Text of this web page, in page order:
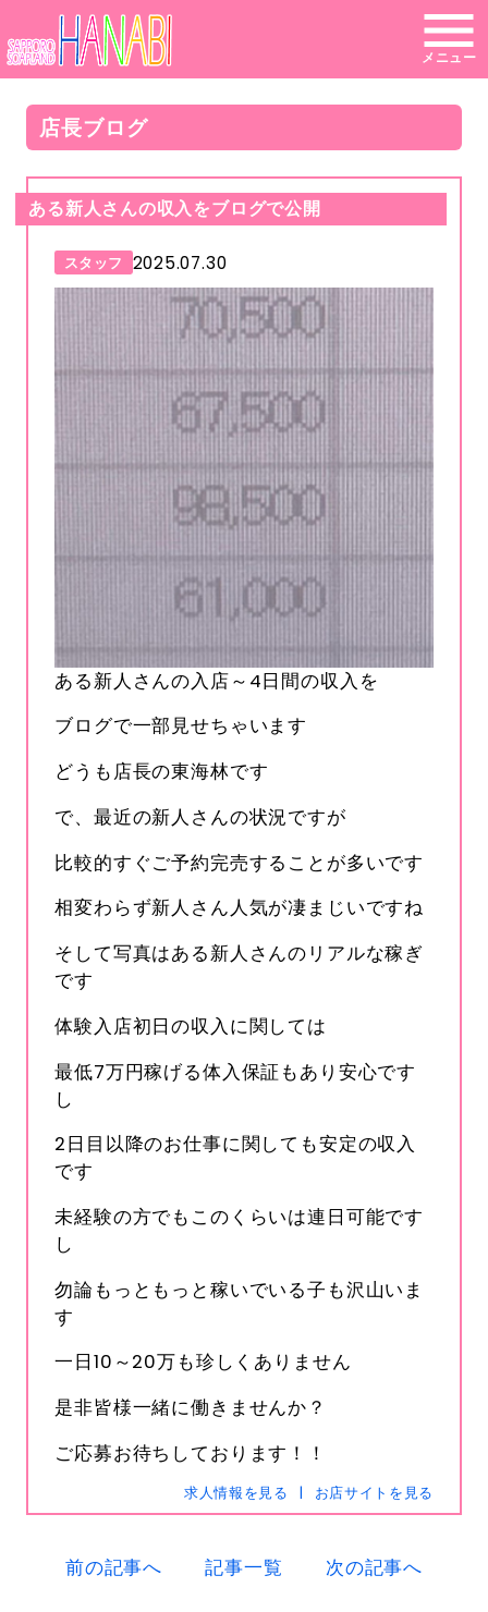
メニュー
24時間365日受付中です
店長ブログ
ある新人さんの収入をブログで公開
スタッフ 2025.07.30
ある新人さんの入店～4日間の収入を
ブログで一部見せちゃいます
どうも店長の東海林です
で、最近の新人さんの状況ですが
比較的すぐご予約完売することが多いです
相変わらず新人さん人気が凄まじいですね
そして写真はある新人さんのリアルな稼ぎ
です
体験入店初日の収入に関しては
最低7万円稼げる体入保証もあり安心です
し
2日目以降のお仕事に関しても安定の収入
です
未経験の方でもこのくらいは連日可能です
し
勿論もっともっと稼いでいる子も沢山いま
す
一日10～20万も珍しくありません
是非皆様一緒に働きませんか？
ご応募お待ちしております！！
求人情報を見る お店サイトを見る
前の記事へ 記事一覧 次の記事へ